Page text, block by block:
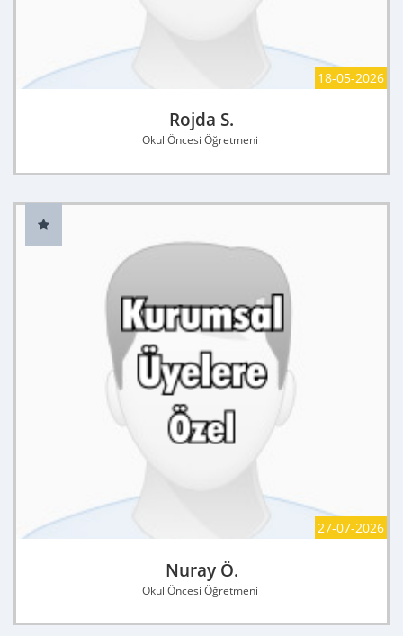
18-05-2026
Rojda S.
Okul Öncesi Öğretmeni
27-07-2026
Nuray Ö.
Okul Öncesi Öğretmeni